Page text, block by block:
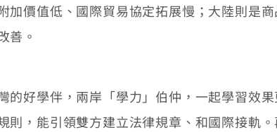
價值低、國際貿易協定拓展慢；大陸則是商
善。
好學伴，兩岸「學力」伯仲，一起學習效果
，能引領雙方建立法律規章、和國際接軌